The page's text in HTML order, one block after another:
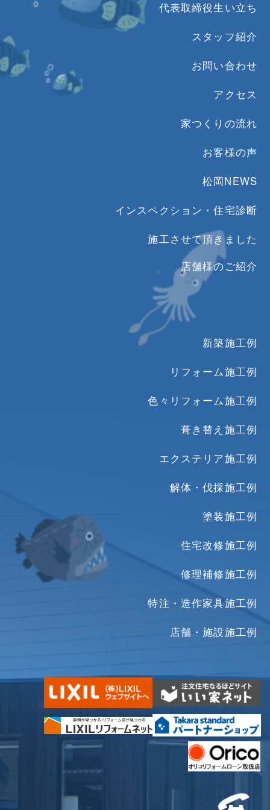
代表取締役生い立ち
スタッフ紹介
お問い合わせ
アクセス
家つくりの流れ
お客様の声
松岡NEWS
インスペクション・住宅診断
施工させて頂きました
店舗様のご紹介
新築施工例
リフォーム施工例
色々リフォーム施工例
葺き替え施工例
エクステリア施工例
解体・伐採施工例
塗装施工例
住宅改修施工例
修理補修施工例
特注・造作家具施工例
店舗・施設施工例